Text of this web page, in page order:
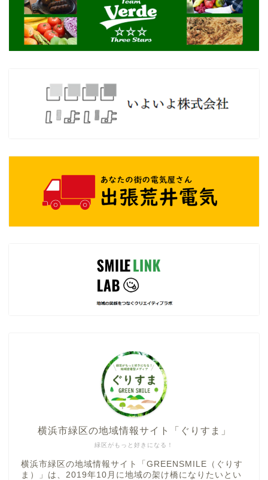
緑区がもっと好きになる！
横浜市緑区の地域情報サイト「ぐりすま」
横浜市緑区の地域情報サイト「GREENSMILE（ぐりす
ま）」は、2019年10月に地域の架け橋になりたいとい